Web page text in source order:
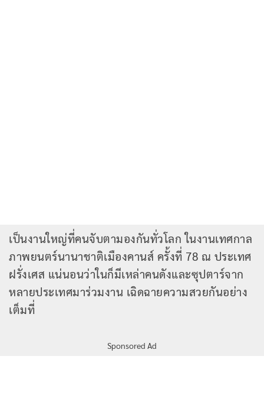
เป็นงานใหญ่ที่คนจับตามองกันทั่วโลก ในงานเทศกาล
ภาพยนตร์นานาชาติเมืองคานส์ ครั้งที่ 78 ณ ประเทศ
ฝรั่งเศส แน่นอนว่าในก็มีเหล่าคนดังและซุปตาร์จาก
หลายประเทศมาร่วมงาน เฉิดฉายความสวยกันอย่าง
เต็มที่
Sponsored Ad